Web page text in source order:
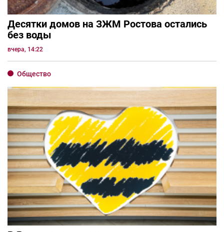
Десятки домов на ЗЖМ Ростова остались
без воды
вчера, 14:22
Общество